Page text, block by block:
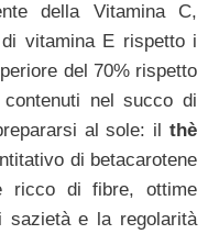
della Vitamina C,
vitamina E rispetto i
del 70% rispetto
nel succo di
al sole: il thè
di betacarotene
ricco di fibre, ottime
sazietà e la regolarità